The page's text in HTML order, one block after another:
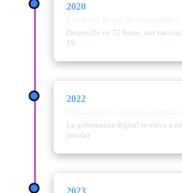
2020
Desarrollo en 72 horas, uso
19
2022
La gobernanza digital se eleva a
(moda)
2023